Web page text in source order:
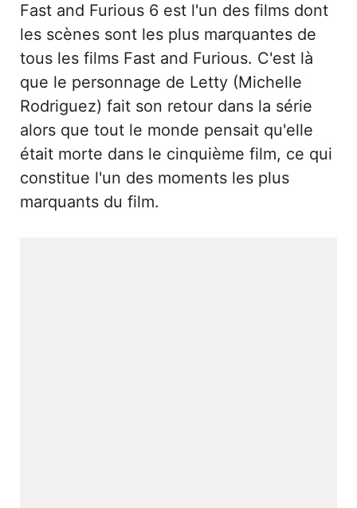
Fast and Furious 6 est l'un des films dont
les scènes sont les plus marquantes de
tous les films Fast and Furious. C'est là
que le personnage de Letty (Michelle
Rodriguez) fait son retour dans la série
alors que tout le monde pensait qu'elle
était morte dans le cinquième film, ce qui
constitue l'un des moments les plus
marquants du film.